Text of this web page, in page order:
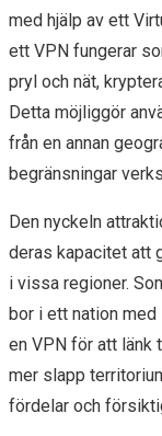
med hjälp av ett
ett VPN fungerar
pryl och nät,
Detta möjliggör
från en annan
begränsningar
Den nyckeln
deras kapacitet att
i vissa regioner.
bor i ett nation
en VPN för att länk
mer slapp
fördelar och